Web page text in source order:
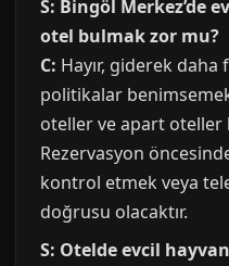
S: Bingöl Merkez’de
otel bulmak zor mu?
C: Hayır, giderek
politikalar
oteller ve apart oteller
Rezervasyon
kontrol etmek veya
doğrusu olacaktır.
S: Otelde evcil